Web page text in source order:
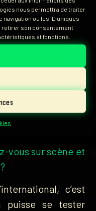
nous permettra de traiter
ou les ID uniques
retirer son consentement
et fonctions.
vraiment les fans
à entendre si fort
pas perturbé. On
de ferveur plutôt
événement
battu des noms
vous sur scène et
c’est
puisse se tester